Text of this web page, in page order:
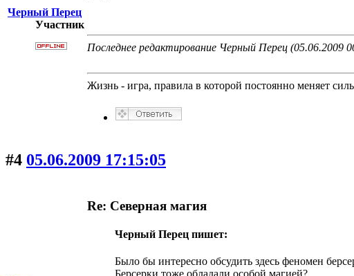
Черный Перец
Участник
Последнее редактирование Черный Перец (05.06.2009
Жизнь - игра, правила в которой постоянно меняет
#4 05.06.2009 17:15:05
Re: Северная магия
Черный Перец пишет:
Было бы интересно обсудить здесь феномен